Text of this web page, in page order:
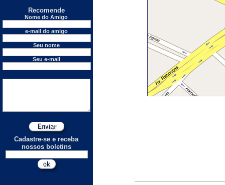
Recomende
Nome do Amigo
e-mail do amigo
Seu nome
Seu e-mail
Cadastre-se e receba
nossos boletins